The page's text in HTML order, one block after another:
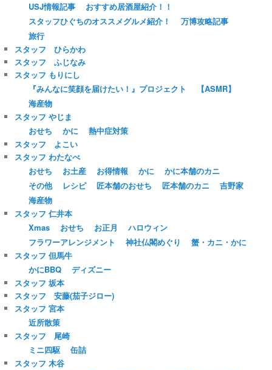
USJ情報記事
おすすめ居酒屋紹介！！
スタッフひぐちのオススメグルメ紹介！
万博攻略記事
旅行
スタッフ ひらかわ
スタッフ ふじなみ
スタッフ もりにし
『みんなに笑顔を届けたい！』プロジェクト
【ASMR】
海産物
スタッフ やじま
おせち
かに
熱中症対策
スタッフ よこい
スタッフ わたなべ
おせち
お土産 お得情報 かに
かに本舗のカニ
その他
レシピ 匠本舗のおせち 匠本舗のカニ
吉野家
海産物
スタッフ 仁井本
Xmas
おせち お正月
ハロウィン
フラワーアレンジメント
神社仏閣めぐり
蟹・カニ・かに
スタッフ 但馬牛
かにBBQ
ディズニー
スタッフ 坂本
スタッフ 安藤(茄子ジロー)
スタッフ 宮本
近所散策
スタッフ 尾崎
ミニ四駆
缶詰
スタッフ 木谷